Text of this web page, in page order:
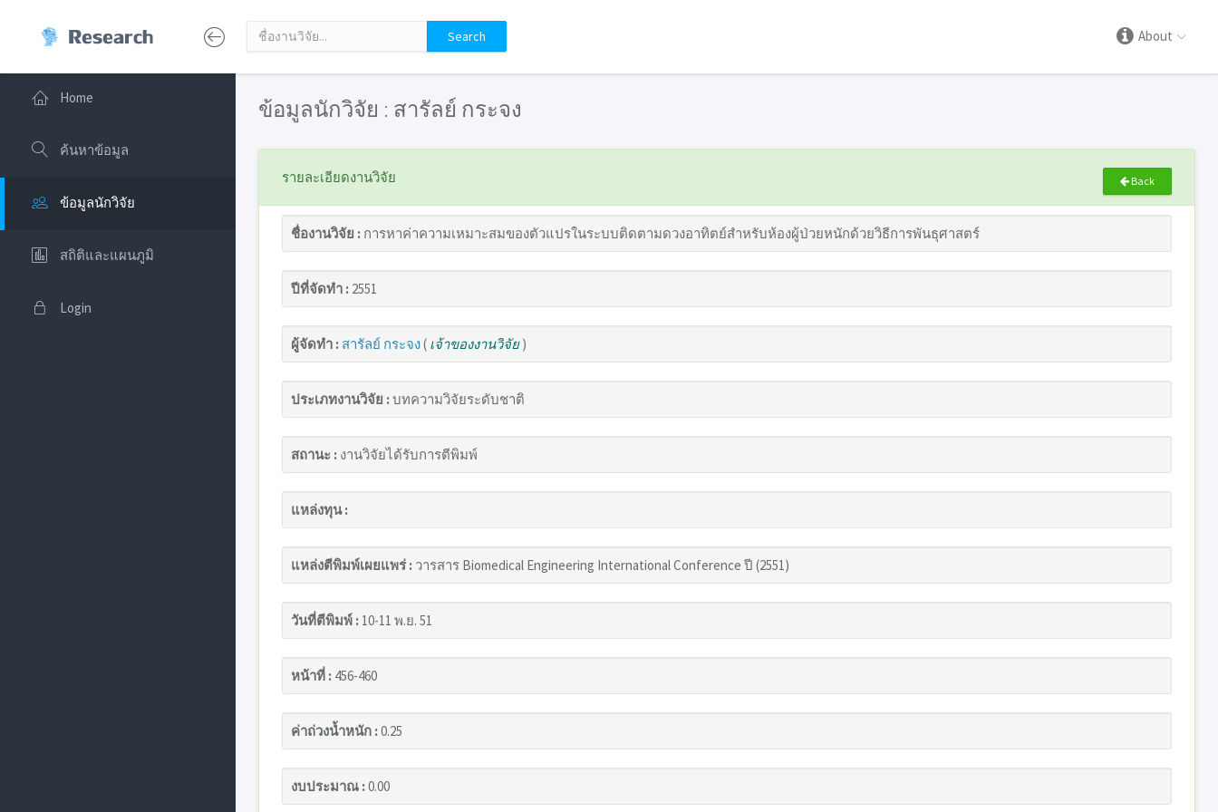
About
Home
ค้นหาข้อมูล
ข้อมูลนักวิจัย
สถิติและแผนภูมิ
Login
ข้อมูลนักวิจัย : สารัลย์ กระจง
รายละเอียดงานวิจัย Back
ชื่องานวิจัย : การหาค่าความเหมาะสมของตัวแปรในระบบติดตามดวงอาทิตย์สำหรับห้องผู้ป่วยหนักด้วยวิธีการพันธุศาสตร์
ปีที่จัดทำ : 2551
ผู้จัดทำ : สารัลย์ กระจง( เจ้าของงานวิจัย)
ประเภทงานวิจัย :บทความวิจัยระดับชาติ
สถานะ : งานวิจัยได้รับการตีพิมพ์
แหล่งทุน :
แหล่งตีพิมพ์เผยแพร่ : วารสาร Biomedical Engineering International Conference ปี (2551)
วันที่ตีพิมพ์ : 10-11 พ.ย. 51
หน้าที่ : 456-460
ค่าถ่วงน้ำหนัก :0.25
งบประมาณ :0.00